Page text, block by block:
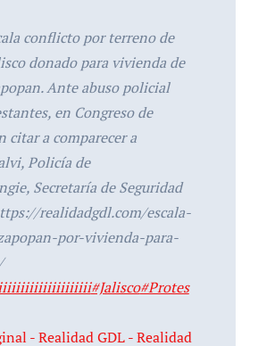
conflicto por terreno de
donado para vivienda de
Ante abuso policial
en Congreso de
citar a comparecer a
Policía de
Secretaría de Seguridad
realidadgdl.com/escala-
por-vivienda-para-
#Jalisco#Protes
- Realidad GDL - Realidad